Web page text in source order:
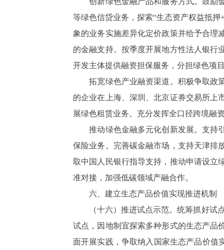
等绿色信贷业务，探索“生态资产权益抵
象的业务实施差异化定价政策并给予合理
的金融支持。按季度开展地方性法人银行
开发主体提供融资担保服务，分担绿色项
拓宽绿色产业融资渠道。积极争取政策
的企业在上海、深圳、北京证券交易所上
展绿色租赁业务。充分发挥全口径跨境融
推动绿色金融多元化创新发展。支持引
保险业务。完善碳金融市场，支持天津排
取中国人民银行指导支持，推动申请设立
准对接，加强低碳领域产融合作。
六、建立生态产品价值实现推进机制
（十六）推进试点示范。统筹抓好试点
试点，因地制宜探索多种形式的生态产品
面开展实践，争取纳入国家生态产品价值